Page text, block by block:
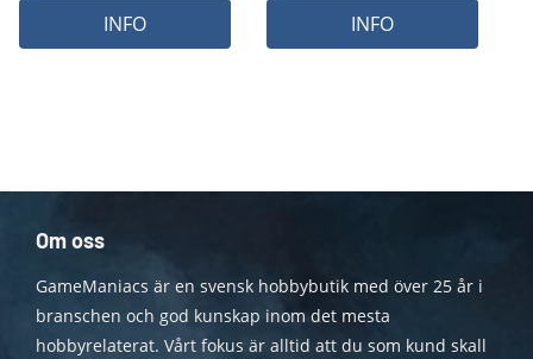
INFO INFO
Om oss
GameManiacs är en svensk hobbybutik med över 25 år i
branschen och god kunskap inom det mesta
hobbyrelaterat. Vårt fokus är alltid att du som kund skall